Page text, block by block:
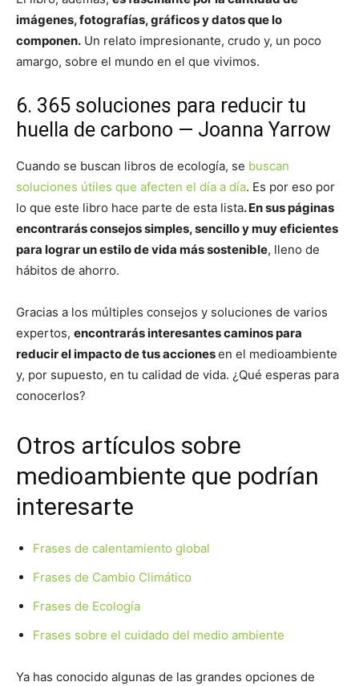
imágenes, fotografías, gráficos y datos que lo
componen. Un relato impresionante, crudo y, un poco
amargo, sobre el mundo en el que vivimos.
6. 365 soluciones para reducir tu
huella de carbono — Joanna Yarrow
Cuando se buscan libros de ecología, se buscan
soluciones útiles que afecten el día a día. Es por eso por
lo que este libro hace parte de esta lista. En sus páginas
encontrarás consejos simples, sencillo y muy eficientes
para lograr un estilo de vida más sostenible, lleno de
hábitos de ahorro.
Gracias a los múltiples consejos y soluciones de varios
expertos, encontrarás interesantes caminos para
reducir el impacto de tus accionesen el medioambiente
y, por supuesto, en tu calidad de vida. ¿Qué esperas para
conocerlos?
Otros artículos sobre
medioambiente que podrían
interesarte
Frases de calentamiento global
Frases de Cambio Climático
Frases de Ecología
Frases sobre el cuidado del medio ambiente
Ya has conocido algunas de las grandes opciones de